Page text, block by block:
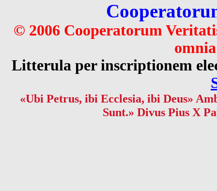
© 2006 Cooperatorum
Litterula per inscriptionem
«Ubi Petrus, ibi Ecclesia, ibi Deus»
Sunt.» Divus Pius X